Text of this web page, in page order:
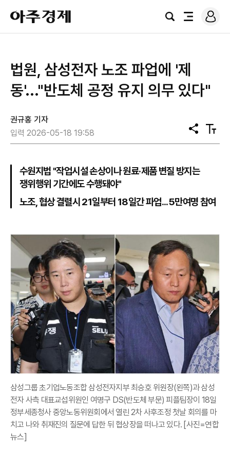
아
주
경
검
전
로
그
법원, 삼성전자 노조 파업에 '제
동'..."반도체 공정 유지 의무 있다"
권규홍 기자
입력 2026-05-18 19:58
공
유
텍
스
수원지법 "작업시설 손상이나 원료·제품 변질 방지는
쟁위행위 기간에도 수행돼야"
노조, 협상 결렬시 21일부터 18일간 파업...5만여명 참여
삼성그룹 초기업노동조합 삼성전자지부 최승호 위원장(왼쪽)과 삼성
전자 사측 대표교섭위원인 여명구 DS(반도체 부문) 피플팀장이 18일
정부세종청사 중앙노동위원회에서 열린 2차 사후조정 첫날 회의를 마
치고 나와 취재진의 질문에 답한 뒤 협상장을 떠나고 있다. [사진=연합
뉴스]